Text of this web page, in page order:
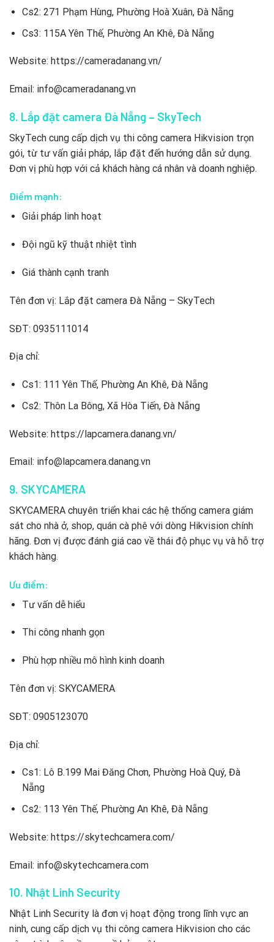
Cs2: 271 Phạm Hùng, Phường Hoà Xuân, Đà Nẵng
Cs3: 115A Yên Thế, Phường An Khê, Đà Nẵng
Website: https://cameradanang.vn/
Email: info@cameradanang.vn
8. Lắp đặt camera Đà Nẵng – SkyTech
SkyTech cung cấp dịch vụ thi công camera Hikvision trọn
gói, từ tư vấn giải pháp, lắp đặt đến hướng dẫn sử dụng.
Đơn vị phù hợp với cả khách hàng cá nhân và doanh nghiệp.
Điểm mạnh:
Giải pháp linh hoạt
Đội ngũ kỹ thuật nhiệt tình
Giá thành cạnh tranh
Tên đơn vị: Lắp đặt camera Đà Nẵng – SkyTech
SĐT: 0935111014
Địa chỉ:
Cs1: 111 Yên Thế, Phường An Khê, Đà Nẵng
Cs2: Thôn La Bông, Xã Hòa Tiến, Đà Nẵng
Website: https://lapcamera.danang.vn/
Email: info@lapcamera.danang.vn
9. SKYCAMERA
SKYCAMERA chuyên triển khai các hệ thống camera giám
sát cho nhà ở, shop, quán cà phê với dòng Hikvision chính
hãng. Đơn vị được đánh giá cao về thái độ phục vụ và hỗ trợ
khách hàng.
Ưu điểm:
Tư vấn dễ hiểu
Thi công nhanh gọn
Phù hợp nhiều mô hình kinh doanh
Tên đơn vị: SKYCAMERA
SĐT: 0905123070
Địa chỉ:
Cs1: Lô B.199 Mai Đăng Chơn, Phường Hoà Quý, Đà
Nẵng
Cs2: 113 Yên Thế, Phường An Khê, Đà Nẵng
Website: https://skytechcamera.com/
Email: info@skytechcamera.com
10. Nhật Linh Security
Nhật Linh Security là đơn vị hoạt động trong lĩnh vực an
ninh, cung cấp dịch vụ thi công camera Hikvision cho các